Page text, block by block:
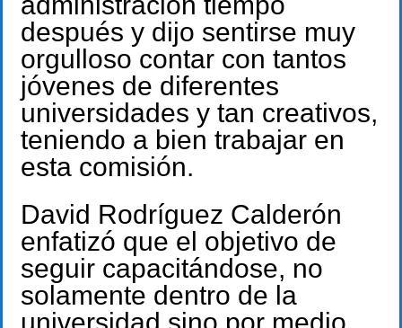
después y dijo sentirse muy
orgulloso contar con tantos
jóvenes de diferentes
universidades y tan creativos,
teniendo a bien trabajar en
esta comisión.
David Rodríguez Calderón
enfatizó que el objetivo de
seguir capacitándose, no
solamente dentro de la
universidad sino por medio